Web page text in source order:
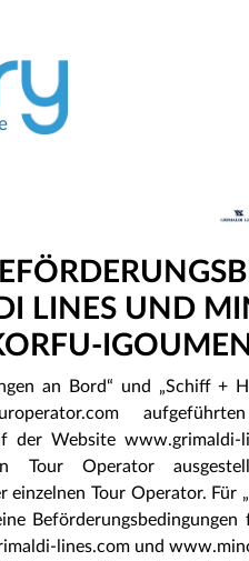
LINES UND
an Bord“ und „Schiff
der Website
Tour Operator
einzelnen Tour Operator. Für
lines.com und